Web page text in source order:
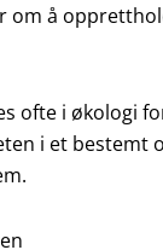
å
ofte i økologi
i et